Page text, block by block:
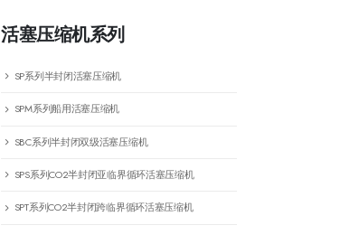
活塞压缩机系列
SP系列半封闭活塞压缩机
SPM系列船用活塞压缩机
SBC系列半封闭双级活塞压缩机
SPS系列CO2半封闭亚临界循环活塞压缩机
SPT系列CO2半封闭跨临界循环活塞压缩机